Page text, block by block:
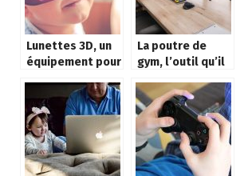
Lunettes 3D, un
équipement pour
expérience au
cinéma
La poutre de
gym, l’outil qu’il
maison